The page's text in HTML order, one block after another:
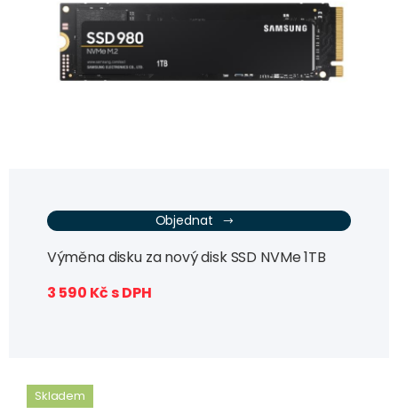
Objednat
Výměna disku za nový disk SSD NVMe 1TB
3 590 Kč s DPH
Skladem